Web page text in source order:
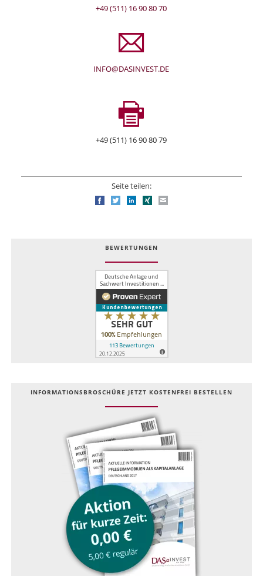
+49 (511) 16 90 80 70
INFO@DASINVEST.DE
+49 (511) 16 90 80 79
Seite teilen:
FacebookTwitterLinkedIn
Xing
BEWERTUNGEN
INFOR­MATIONS­BROSCHÜRE JETZT KOSTEN­FREI BESTELLEN